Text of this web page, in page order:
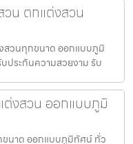
น ตกแต่งสวน
สวนทุกขนาด ออกแบบภูมิ
ประกันความสวยงาม รับ
งสวน ออกแบบภูมิ
นาด ออกแบบภูมิทัศน์ ทั่ว